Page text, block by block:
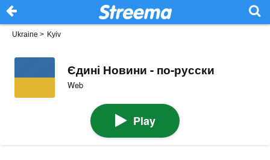
Ukraine > Kyiv
Єдині Новини - по-русски
Web
Play